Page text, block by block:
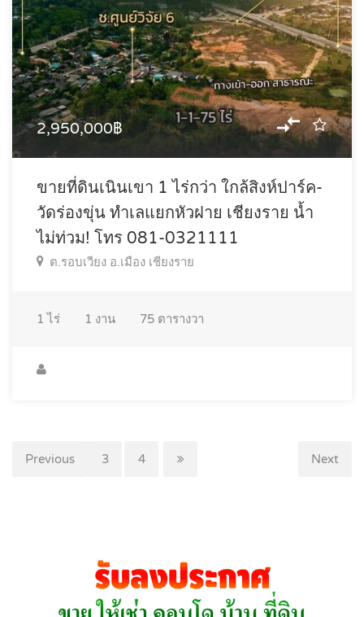
2,950,000฿
ขายที่ดินเนินเขา 1 ไร่กว่า ใกล้สิงห์ปาร์ค-
วัดร่องขุ่น ทำเลแยกหัวฝาย เชียงราย น้ำ
ไม่ท่วม! โทร 081-0321111
ต.รอบเวียง อ.เมือง เชียงราย
1 ไร่ 1 งาน 75 ตารางวา
Previous
1 2 3 4 Next